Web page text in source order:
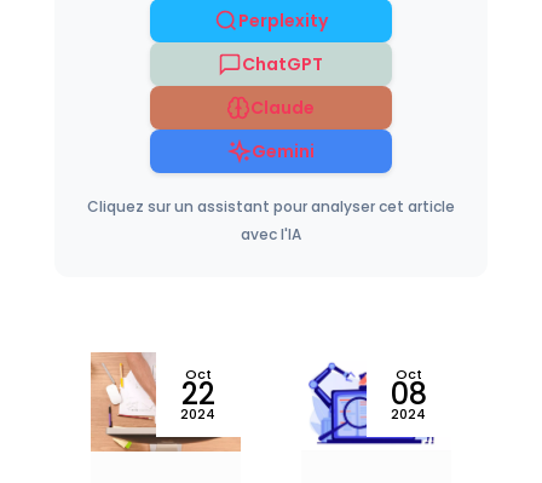
Perplexity
ChatGPT
Claude
Gemini
Cliquez sur un assistant pour analyser cet article
avec l'IA
Oct
22
2024
Oct
08
2024